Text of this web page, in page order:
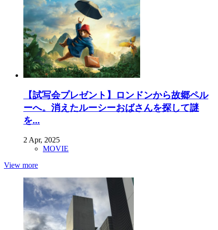
【試写会プレゼント】ロンドンから故郷ペル
ーへ。消えたルーシーおばさんを探して謎
を...
2 Apr, 2025
MOVIE
View more